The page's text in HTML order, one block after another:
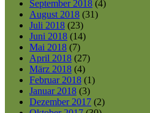
September 2018 (4)
August 2018 (31)
Juli 2018 (23)
Juni 2018 (14)
Mai 2018 (7)
April 2018 (27)
März 2018 (4)
Februar 2018 (1)
Januar 2018 (3)
Dezember 2017 (2)